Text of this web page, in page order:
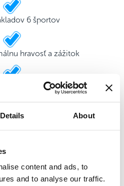
Details About
content and ads, to
and to analyse our traffic.
6 športov
hravosť a zážitok
tréneri
nálepkami